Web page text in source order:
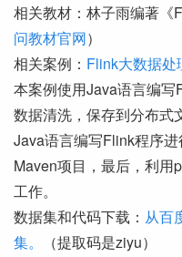
相关教材：林子雨编著《
问教材官网）
相关案例： Flink大数据处
本案例使用Java语言编
数据清洗，保存到分布式
Java语言编写Flink程序
Maven项目，最后，利用
工作。
数据集和代码下载： 从百
集。
（提取码是ziyu）